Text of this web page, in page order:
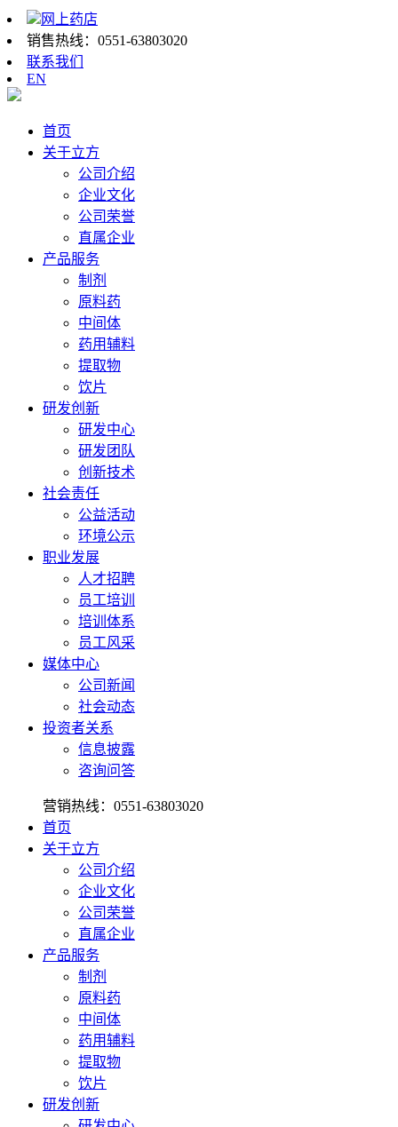
网上药店
销售热线： 0551-63803020
联系我们
EN
首页
关于立方
公司介绍
企业文化
公司荣誉
直属企业
产品服务
制剂
原料药
中间体
药用辅料
提取物
饮片
研发创新
研发中心
研发团队
创新技术
社会责任
公益活动
环境公示
职业发展
人才招聘
员工培训
培训体系
员工风采
媒体中心
公司新闻
社会动态
投资者关系
信息披露
咨询问答
营销热线： 0551-63803020
首页
关于立方
公司介绍
企业文化
公司荣誉
直属企业
产品服务
制剂
原料药
中间体
药用辅料
提取物
饮片
研发创新